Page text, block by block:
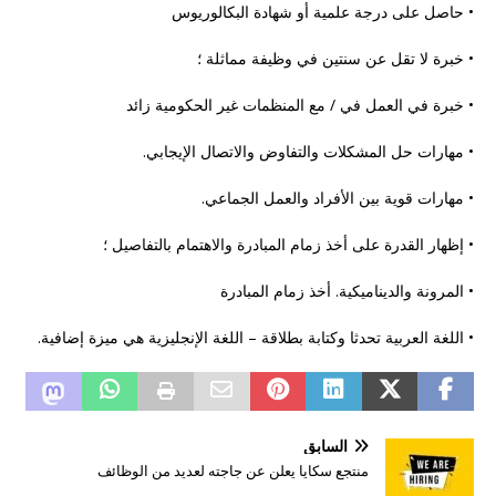
• حاصل على درجة علمية أو شهادة البكالوريوس
• خبرة لا تقل عن سنتين في وظيفة مماثلة ؛
• خبرة في العمل في / مع المنظمات غير الحكومية زائد
• مهارات حل المشكلات والتفاوض والاتصال الإيجابي.
• مهارات قوية بين الأفراد والعمل الجماعي.
• إظهار القدرة على أخذ زمام المبادرة والاهتمام بالتفاصيل ؛
• المرونة والديناميكية. أخذ زمام المبادرة
• اللغة العربية تحدثا وكتابة بطلاقة – اللغة الإنجليزية هي ميزة إضافية.
السابق
منتجع سكايا يعلن عن جاجته لعديد من الوظائف